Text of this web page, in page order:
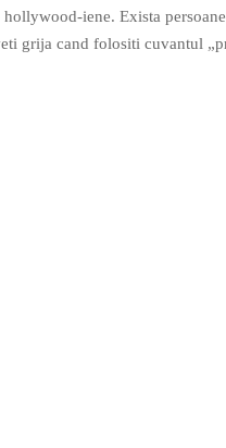
iene. Exista
grija cand folositi cuvantul